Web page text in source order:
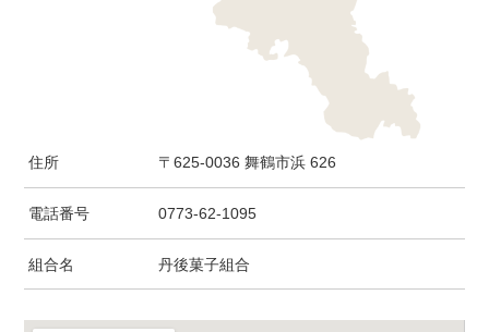
住所 〒625-0036 舞鶴市浜 626
電話番号 0773-62-1095
組合名 丹後菓子組合